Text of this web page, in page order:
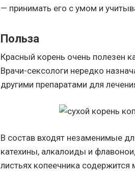
— принимать его с умом и
Польза
Красный корень очень полезен
Врачи-сексологи нередко
другими препаратами для
В состав входят незаменимые
катехины, алкалоиды и
листьях копеечника